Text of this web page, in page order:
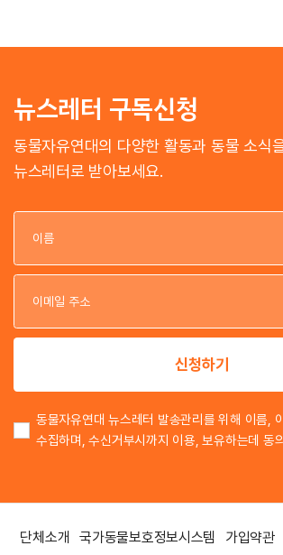
뉴스레터 구독신청
동물자유연대의 다양한 활동과 동물 소식
뉴스레터로 받아보세요.
신청하기
동물자유연대 뉴스레터 발송관리를 위해 이름,
수집하며, 수신거부시까지 이용, 보유하는데 동
단체소개 국가동물보호정보시스템 가입약관